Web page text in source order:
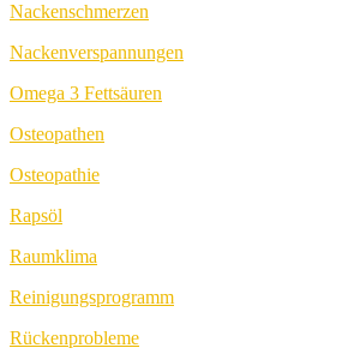
Nackenschmerzen
Nackenverspannungen
Omega 3 Fettsäuren
Osteopathen
Osteopathie
Rapsöl
Raumklima
Reinigungsprogramm
Rückenprobleme